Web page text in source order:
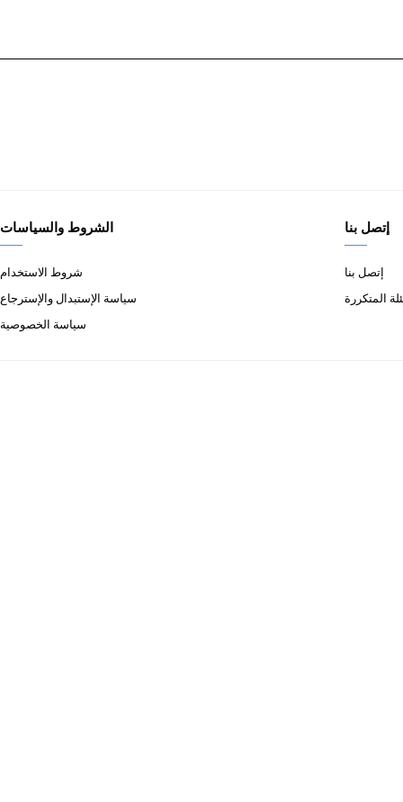
الشروط والسياسات
شروط الاستخدام
سياسة الإستبدال والإسترجاع
سياسة الخصوصية
إتصل بنا
إتصل بنا
المتكررة